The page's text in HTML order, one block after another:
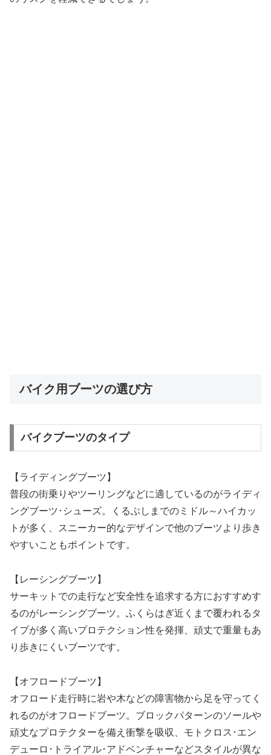
バイク用ブーツの選び方
バイクブーツのタイプ
【ライディングブーツ】
普段の街乗りやツーリングなどに適しているのがライディ
ングブーツ･シューズ。くるぶしまでのミドル～ハイカッ
トが多く、スニーカー的なデザインで他のブーツより歩き
やすいこともポイントです。
【レーシングブーツ】
サーキットでの走行など安全性を追求する方におすすめす
るのがレーシングブーツ。ふくらはぎ近くまで覆われるタ
イプが多く高いプロテクション性を発揮、頑丈で重量もあ
り歩きにくいブーツです。
【オフロードブーツ】
オフロード走行時に岩や木などの障害物から足を守ってく
れるのがオフロードブーツ。ブロックパターンのソールや
頑丈なプロテクターを備え衝撃を吸収、モトクロス･エン
デューロ･トライアル･アドベンチャーなどスタイルが異な